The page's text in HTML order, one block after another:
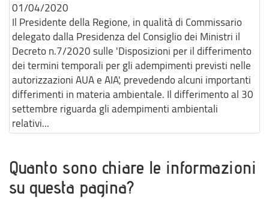
01/04/2020
Il Presidente della Regione, in qualità di Commissario
delegato dalla Presidenza del Consiglio dei Ministri il
Decreto n.7/2020 sulle 'Disposizioni per il differimento
dei termini temporali per gli adempimenti previsti nelle
autorizzazioni AUA e AIA', prevedendo alcuni importanti
differimenti in materia ambientale. Il differimento al 30
settembre riguarda gli adempimenti ambientali
relativi...
Quanto sono chiare le informazioni
su questa pagina?